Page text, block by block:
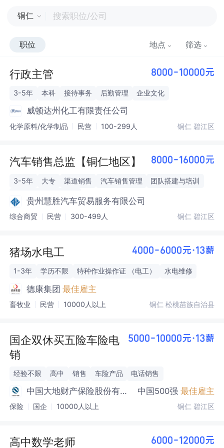
铜仁
职位 地点 筛选
行政主管 8000-10000元
3-5年 本科 接待事务 后勤管理 企业文化
威顿达州化工有限责任公司
化学原料/化学制品 民营 100-299人 铜仁 碧江区
汽车销售总监【铜仁地区】 8000-16000元
3-5年 大专 渠道销售 汽车销售管理
团队搭建与培训
贵州慧胜汽车贸易服务有限公司
综合商贸 民营 300-499人 铜仁 碧江区
猪场水电工 4000-6000元·13薪
1-3年 学历不限 特种作业操作证 （电工） 水电维修
德康集团 最佳雇主
畜牧业 民营 10000人以上 铜仁 松桃苗族自治县
国企双休买五险车险电
销
5000-10000元·13薪
经验不限 高中 销售 车险产品 电话销售
中国大地财产保险股份有限
公司
中国500强 最佳雇主
保险 国企 10000人以上 铜仁 碧江区
高中数学老师 6000-12000元